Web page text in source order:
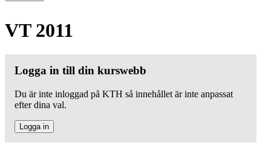
VT 2011
Logga in till din kurswebb
Du är inte inloggad på KTH så innehållet är inte anpassat
efter dina val.
Logga in